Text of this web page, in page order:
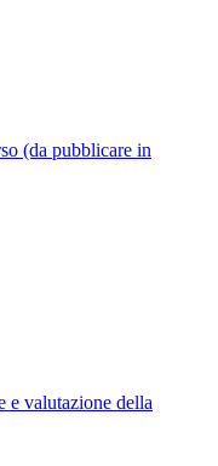
(da pubblicare in
e valutazione della